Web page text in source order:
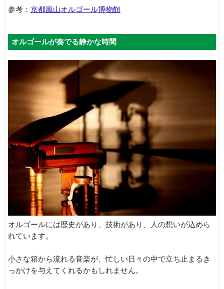
参考： 京都嵐山オルゴール博物館
オルゴールが奏でる静かな時間
オルゴールには歴史があり、技術があり、人の想いが込めら
れています。
小さな箱から流れる音楽が、忙しい日々の中で立ち止まるき
っかけを与えてくれるかもしれません。